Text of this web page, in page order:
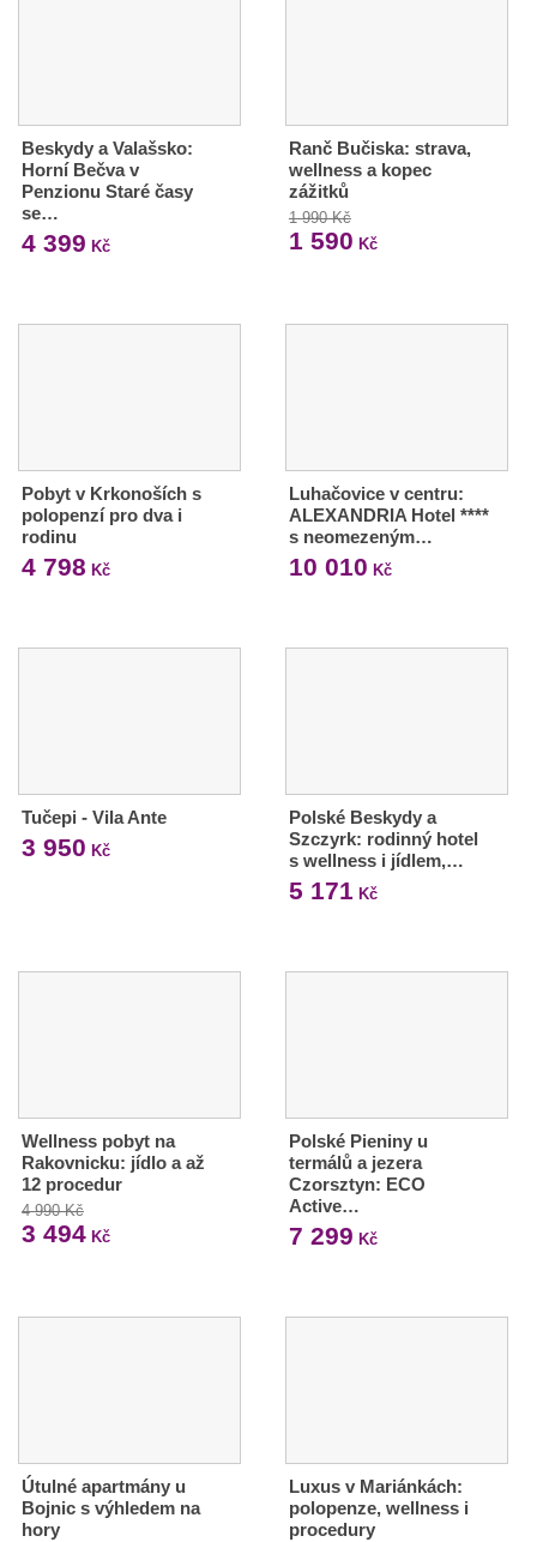
Beskydy a Valašsko:
Horní Bečva v
Penzionu Staré časy
se…
4 399 Kč
Ranč Bučiska: strava,
wellness a kopec
zážitků
1 990 Kč
1 590 Kč
Pobyt v Krkonoších s
polopenzí pro dva i
rodinu
4 798 Kč
Luhačovice v centru:
ALEXANDRIA Hotel ****
s neomezeným…
10 010 Kč
Tučepi - Vila Ante
3 950 Kč
Polské Beskydy a
Szczyrk: rodinný hotel
s wellness i jídlem,…
5 171 Kč
Wellness pobyt na
Rakovnicku: jídlo a až
12 procedur
4 990 Kč
3 494 Kč
Polské Pieniny u
termálů a jezera
Czorsztyn: ECO
Active…
7 299 Kč
Útulné apartmány u
Bojnic s výhledem na
hory
Luxus v Mariánkách:
polopenze, wellness i
procedury